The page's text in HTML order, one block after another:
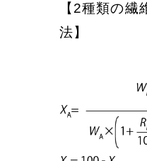
【2種類の
法】